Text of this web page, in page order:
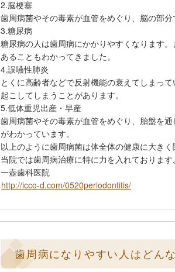
2.脳梗塞
歯周病菌やその毒素が血管をめぐり、脳の部
3.糖尿病
糖尿病の人は歯周病にかかりやすくなります
あることもわかってきました。
4.誤嚥性肺炎
とくに高齢者などで反射機能の衰えてしまっ
起こしてしまうことがあります。
5.低体重児出産・早産
歯周病菌やその毒素が血管をめぐり、胎盤を
がわかっています。
以上のように歯周病菌は体全体の健康に大き
当院では歯周病治療に特に力を入れております。
一壺歯科医院
http://icco-d.com/0520periodontitis/
歯周病になりやすい人はどん